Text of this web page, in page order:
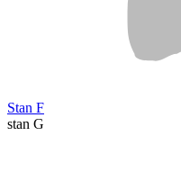
Stan F
stan G